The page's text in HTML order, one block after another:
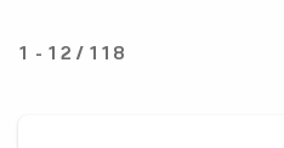
1 - 12 / 118